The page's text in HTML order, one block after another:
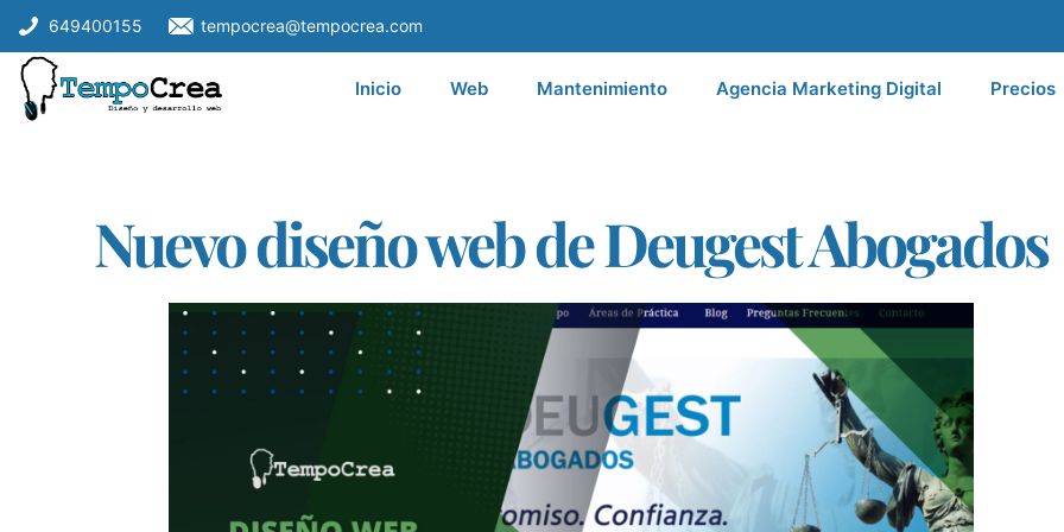
649400155 tempocrea@tempocrea.com
Inicio Web Mantenimiento Agencia Marketing Digital Precios
Nuevo diseño web de Deugest Abogados